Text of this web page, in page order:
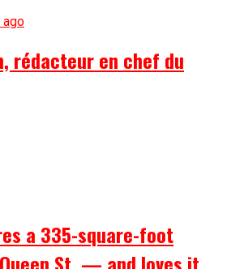
ago
rédacteur en chef du
a 335-square-foot
St. — and loves it